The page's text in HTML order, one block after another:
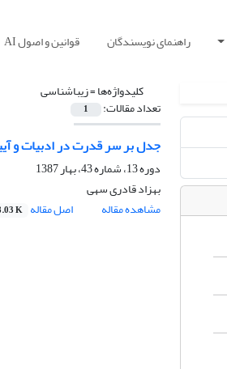
راهنمای نویسندگان قوانین و اصول AI
کلیدواژه‌ها =زیبا‌شناسی
تعداد مقالات: 1
جدل بر سر قدرت در ادبیات و
دوره 13، شماره 43، بهار 1387
بهزاد قادری سهی
مشاهده مقاله
اصل مقاله K